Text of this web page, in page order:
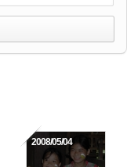
2008/05/04